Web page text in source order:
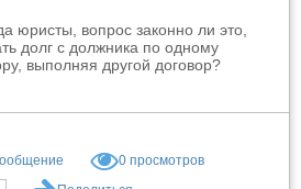
юристы, вопрос законно ли это,
долг с должника по одному
выполняя другой договор?
0 просмотров